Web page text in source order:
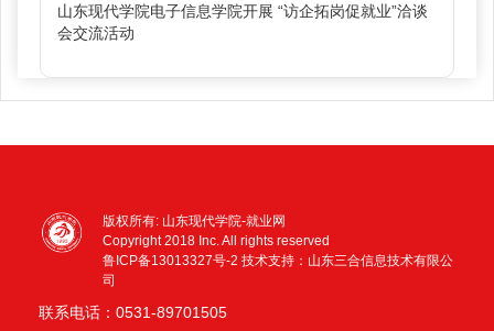
山东现代学院电子信息学院开展 “访企拓岗促就业”洽谈
会交流活动
版权所有: 山东现代学院-就业网
Copyright 2018 Inc. All rights reserved
鲁ICP备13013327号-2技术支持：山东三合信息技术有限公
司
联系电话：0531-89701505